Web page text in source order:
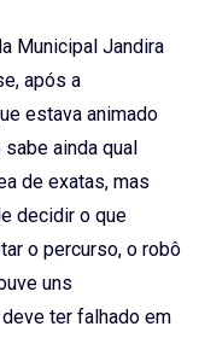
Municipal Jandira
após a
estava animado
ainda qual
de exatas, mas
decidir o que
o percurso, o robô
uns
ter falhado em